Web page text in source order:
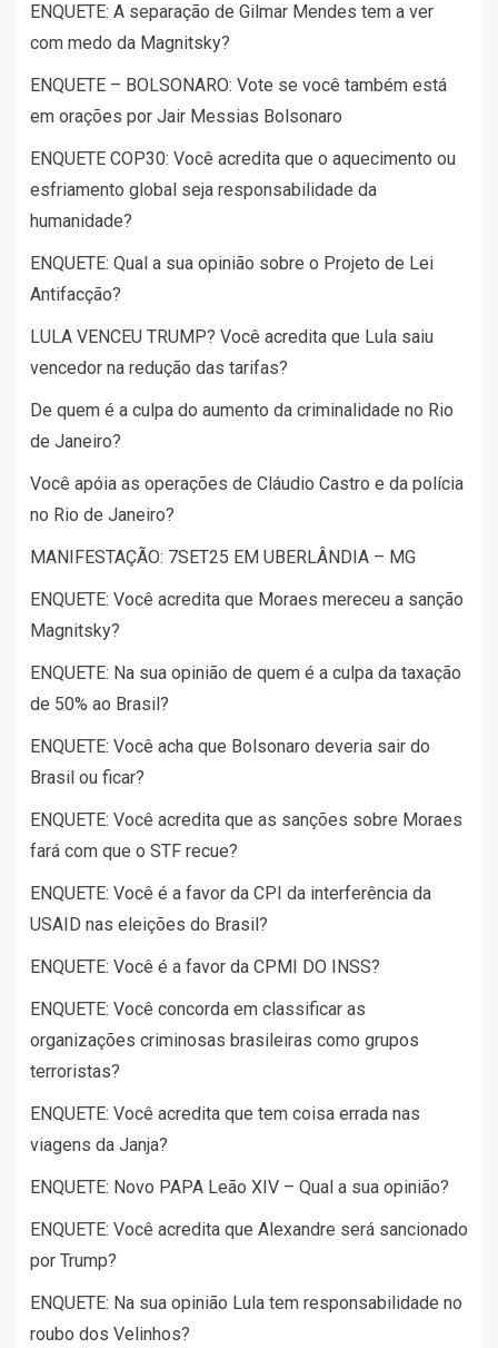
ENQUETE: A separação de Gilmar Mendes tem a ver
com medo da Magnitsky?
ENQUETE – BOLSONARO: Vote se você também está
em orações por Jair Messias Bolsonaro
ENQUETE COP30: Você acredita que o aquecimento ou
esfriamento global seja responsabilidade da
humanidade?
ENQUETE: Qual a sua opinião sobre o Projeto de Lei
Antifacção?
LULA VENCEU TRUMP? Você acredita que Lula saiu
vencedor na redução das tarifas?
De quem é a culpa do aumento da criminalidade no Rio
de Janeiro?
Você apóia as operações de Cláudio Castro e da polícia
no Rio de Janeiro?
MANIFESTAÇÃO: 7SET25 EM UBERLÂNDIA – MG
ENQUETE: Você acredita que Moraes mereceu a sanção
Magnitsky?
ENQUETE: Na sua opinião de quem é a culpa da taxação
de 50% ao Brasil?
ENQUETE: Você acha que Bolsonaro deveria sair do
Brasil ou ficar?
ENQUETE: Você acredita que as sanções sobre Moraes
fará com que o STF recue?
ENQUETE: Você é a favor da CPI da interferência da
USAID nas eleições do Brasil?
ENQUETE: Você é a favor da CPMI DO INSS?
ENQUETE: Você concorda em classificar as
organizações criminosas brasileiras como grupos
terroristas?
ENQUETE: Você acredita que tem coisa errada nas
viagens da Janja?
ENQUETE: Novo PAPA Leão XIV – Qual a sua opinião?
ENQUETE: Você acredita que Alexandre será sancionado
por Trump?
ENQUETE: Na sua opinião Lula tem responsabilidade no
roubo dos Velinhos?